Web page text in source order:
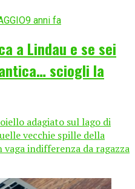
9 anni fa
a Lindau e se sei
sciogli la
adagiato sul lago di
vecchie spille della
indifferenza da ragazza